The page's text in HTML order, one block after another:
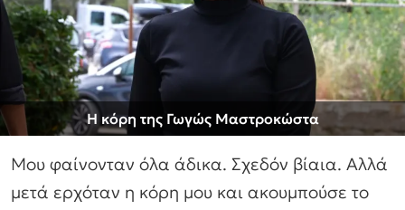
Η κόρη της Γωγώς Μαστροκώστα
Μου φαίνονταν όλα άδικα. Σχεδόν βίαια. Αλλά
μετά ερχόταν η κόρη μου και ακουμπούσε το